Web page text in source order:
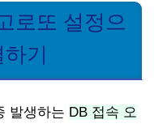
로또 설정으
기
발생하는 DB 접속 오